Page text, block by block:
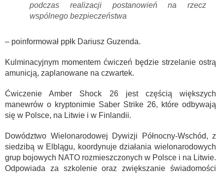
podczas realizacji postanowień na rzecz
wspólnego bezpieczeństwa
– poinformował ppłk Dariusz Guzenda.
Kulminacyjnym momentem ćwiczeń będzie strzelanie ostrą
amunicją, zaplanowane na czwartek.
Ćwiczenie Amber Shock 26 jest częścią większych
manewrów o kryptonimie Saber Strike 26, które odbywają
się w Polsce, na Litwie i w Finlandii.
Dowództwo Wielonarodowej Dywizji Północny-Wschód, z
siedzibą w Elblągu, koordynuje działania wielonarodowych
grup bojowych NATO rozmieszczonych w Polsce i na Litwie.
Odpowiada za szkolenie oraz zwiększanie świadomości